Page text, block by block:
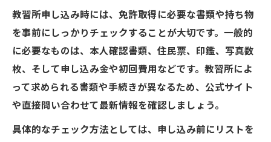
教習所申し込み時には、免許取得に必要な書類や持ち物
を事前にしっかりチェックすることが大切です。一般的
に必要なものは、本人確認書類、住民票、印鑑、写真数
枚、そして申し込み金や初回費用などです。教習所によ
って求められる書類や手続きが異なるため、公式サイト
や直接問い合わせて最新情報を確認しましょう。
具体的なチェック方法としては、申し込み前にリストを